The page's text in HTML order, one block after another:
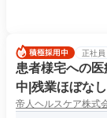
正社員
患者様宅への
中|残業ほぼなし
帝人ヘルスケア株式